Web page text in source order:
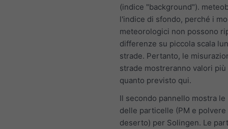
(indice "background").
l'indice di sfondo, perché i
meteorologici non possono
differenze su piccola scala
strade. Pertanto, le
strade mostreranno valori più
quanto previsto qui.
Il secondo pannello mostra
delle particelle (PM e polvere
deserto) per Solingen. Le